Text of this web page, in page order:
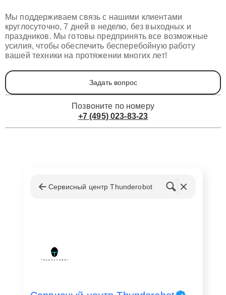
Мы поддерживаем связь с нашими клиентами
круглосуточно, 7 дней в неделю, без выходных и
праздников. Мы готовы предпринять все возможные
усилия, чтобы обеспечить бесперебойную работу
вашей техники на протяжении многих лет!
Задать вопрос
Позвоните по номеру
+7 (495) 023-83-23
Сервисный центр Thunderobot